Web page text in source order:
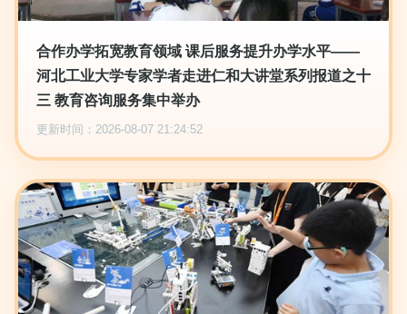
合作办学拓宽教育领域 课后服务提升办学水平——
河北工业大学专家学者走进仁和大讲堂系列报道之十
三 教育咨询服务集中举办
更新时间：2026-08-07 21:24:52